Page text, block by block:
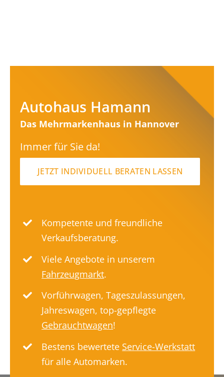
Autohaus Hamann
Das Mehrmarkenhaus in Hannover
Immer für Sie da!
JETZT INDIVIDUELL BERATEN LASSEN
Kompetente und freundliche
Verkaufsberatung.
Viele Angebote in unserem
Fahrzeugmarkt.
Vorführwagen, Tageszulassungen,
Jahreswagen, top-gepflegte
Gebrauchtwagen!
Bestens bewertete Service-Werkstatt
für alle Automarken.